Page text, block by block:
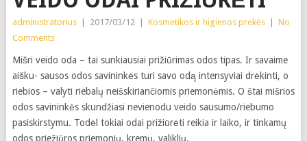
administratorius 2017/03/12 Kosmetikos ir higienos prekės
No
Comments
Mišri veido oda – tai sunkiausiai prižiūrimas odos tipas. Ir savaime
aišku- sausos odos savininkės turi savo odą intensyviai drėkinti, o
riebios – valyti riebalų neišskiriančiomis priemonėmis. O štai mišrios
odos savininkės skundžiasi nevienodu veido sausumo/riebumo
pasiskirstymu. Todėl tokiai odai prižiūrėti reikia ir laiko, ir tinkamų
odos priežiūros priemonių, kremų, valiklių.